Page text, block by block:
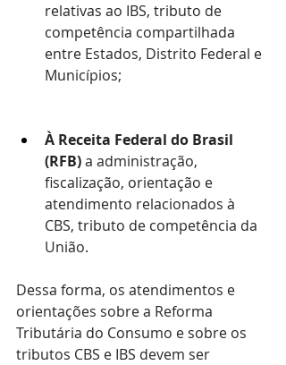
relativas ao IBS, tributo de
competência compartilhada
entre Estados, Distrito Federal e
Municípios;
À Receita Federal do Brasil
(RFB) a administração,
fiscalização, orientação e
atendimento relacionados à
CBS, tributo de competência da
União.
Dessa forma, os atendimentos e
orientações sobre a Reforma
Tributária do Consumo e sobre os
tributos CBS e IBS devem ser